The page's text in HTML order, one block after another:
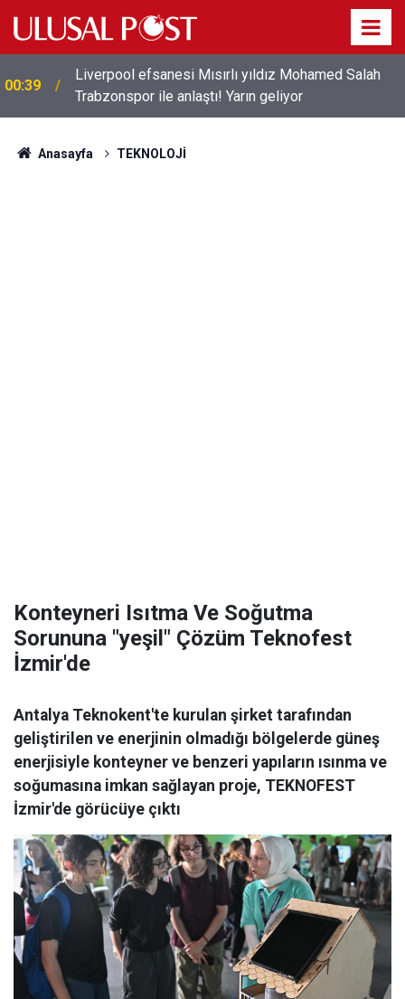
00:39
Liverpool efsanesi Mısırlı yıldız Mohamed Salah
Trabzonspor ile anlaştı! Yarın geliyor
Anasayfa TEKNOLOJİ
Konteyneri Isıtma Ve Soğutma
Sorununa "yeşil" Çözüm Teknofest
İzmir'de
Antalya Teknokent'te kurulan şirket tarafından
geliştirilen ve enerjinin olmadığı bölgelerde güneş
enerjisiyle konteyner ve benzeri yapıların ısınma ve
soğumasına imkan sağlayan proje, TEKNOFEST
İzmir'de görücüye çıktı